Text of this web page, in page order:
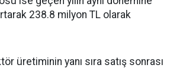
238.8 milyon TL olarak
üretiminin yanı sıra satış sonrası